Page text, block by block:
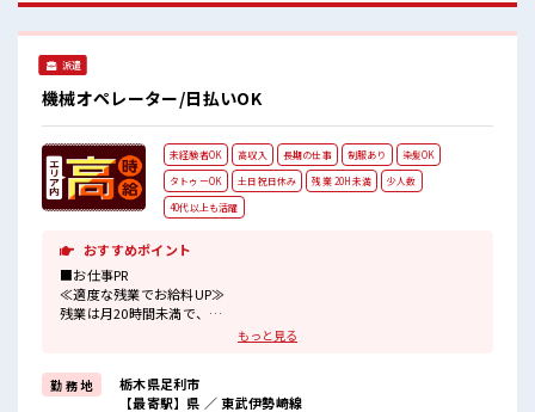
めての仕事だけど自分にもできそう≫ 新しいことにチャレン
ジするのは不安だけど、 しっかり働く環境が整っています！
ホームな環境☆ 明るすぎたり奇抜過ぎなければヘアカラー
OK！ しっかり休める休憩室あり！ オンオフの切替もできち
ゃう！
派遣
機械オペレーター/日払いOK
未経験者OK 高収入 長期の仕事 制服あり
染髪OK
タトゥーOK
土日祝日休み 残業 20H未満
少人数
40代以上も活躍
おすすめポイント
■お仕事PR
≪適度な残業でお給料UP≫
残業は月20時間未満で、
週末は家族や友人と一緒にプライベート満喫！
≪髪型自由≫
もっと見る
勤 務 地
栃木県足利市
【最寄駅】県 ／ 東武伊勢崎線